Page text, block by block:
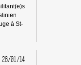
à St-
26/01/14